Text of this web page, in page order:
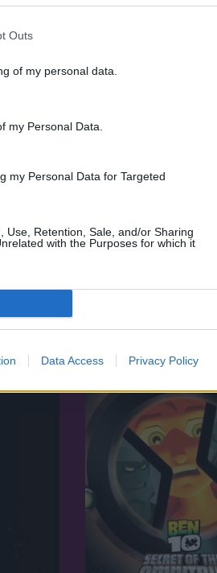
Outs
of my personal data.
my Personal Data.
my Personal Data for Targeted
Use, Retention, Sale, and/or Sharing
with the Purposes for which it
Data Access Privacy Policy
Varsó királya